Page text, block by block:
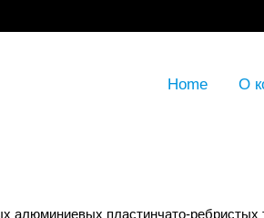
Home О
алюминиевых пластинчато-ребристых